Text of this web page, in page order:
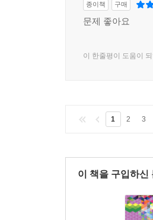
종이책 구매
문제 좋아요
이 한줄평이 도움이
1 2 3
이 책을 구입하신